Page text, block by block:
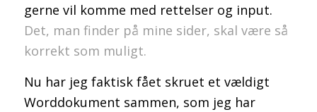
gerne vil komme med rettelser og input.
Det, man finder på mine sider, skal være så
korrekt som muligt.
Nu har jeg faktisk fået skruet et vældigt
Worddokument sammen, som jeg har